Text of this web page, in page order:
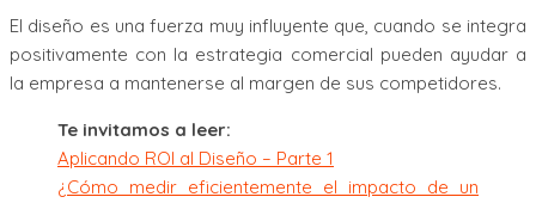
El diseño es una fuerza muy influyente que, cuando se integra
positivamente con la estrategia comercial pueden ayudar a
la empresa a mantenerse al margen de sus competidores.
Te invitamos a leer:
Aplicando ROI al Diseño – Parte 1
¿Cómo medir eficientemente el impacto de un